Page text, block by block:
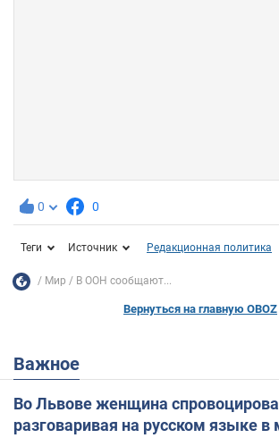
0 0
Теги Источник Редакционная политика
Мир В ООН сообщают...
Вернуться на главную OBOZ
Важное
Во Львове женщина
разговаривая на русском языке